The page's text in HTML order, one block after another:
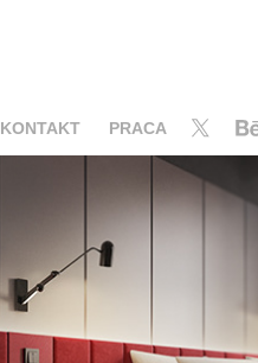
KONTAKT PRACA